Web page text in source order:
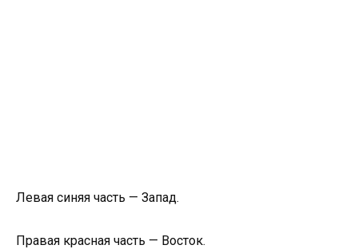
Левая синяя часть — Запад.
Правая красная часть — Восток.